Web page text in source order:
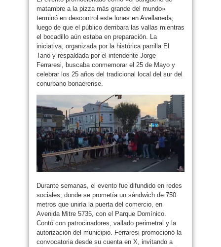
matambre a la pizza más grande del mundo»
terminó en descontrol este lunes en Avellaneda,
luego de que el público derribara las vallas mientras
el bocadillo aún estaba en preparación. La
iniciativa, organizada por la histórica parrilla El
Tano y respaldada por el intendente Jorge
Ferraresi, buscaba conmemorar el 25 de Mayo y
celebrar los 25 años del tradicional local del sur del
conurbano bonaerense.
Durante semanas, el evento fue difundido en redes
sociales, donde se prometía un sándwich de 750
metros que uniría la puerta del comercio, en
Avenida Mitre 5735, con el Parque Domínico.
Contó con patrocinadores, vallado perimetral y la
autorización del municipio. Ferraresi promocionó la
convocatoria desde su cuenta en X, invitando a